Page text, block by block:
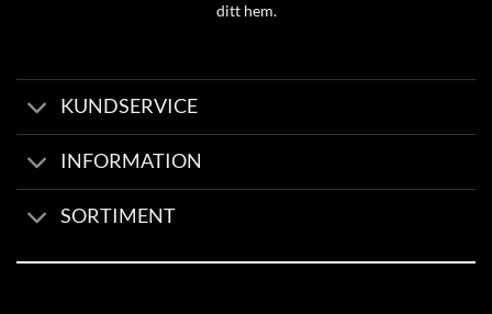
ditt hem.
KUNDSERVICE
INFORMATION
SORTIMENT